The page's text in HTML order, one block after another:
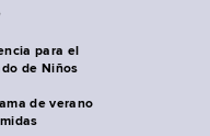
para el
de Niños
de verano